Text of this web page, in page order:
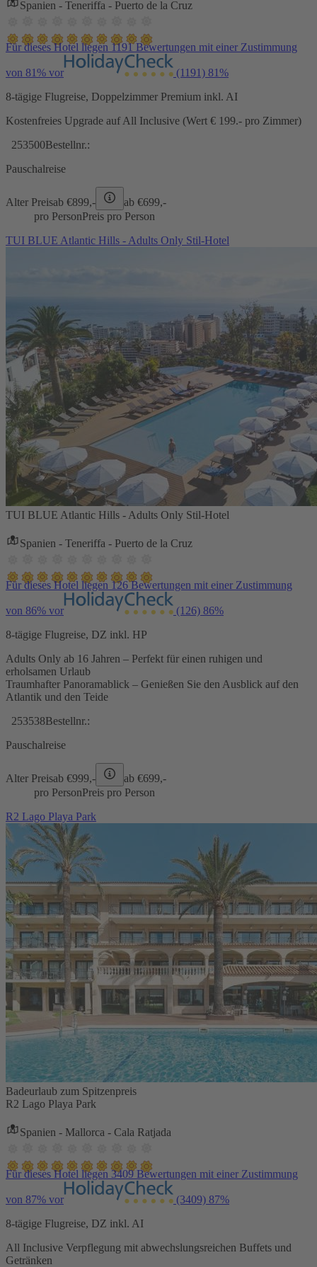
Spanien - Teneriffa - Puerto de la Cruz
Für dieses Hotel liegen 1191 Bewertungen mit einer Zustimmung
von 81% vor (1191) 81%
8-tägige Flugreise, Doppelzimmer Premium inkl. AI
Kostenfreies Upgrade auf All Inclusive (Wert € 199.- pro Zimmer)
253500Bestellnr.:
Pauschalreise
Alter Preisab €899,- ab €699,-
pro PersonPreis pro Person
TUI BLUE Atlantic Hills - Adults Only Stil-Hotel
TUI BLUE Atlantic Hills - Adults Only Stil-Hotel
Spanien - Teneriffa - Puerto de la Cruz
Für dieses Hotel liegen 126 Bewertungen mit einer Zustimmung
von 86% vor (126) 86%
8-tägige Flugreise, DZ inkl. HP
Adults Only ab 16 Jahren – Perfekt für einen ruhigen und
erholsamen Urlaub
Traumhafter Panoramablick – Genießen Sie den Ausblick auf den
Atlantik und den Teide
253538Bestellnr.:
Pauschalreise
Alter Preisab €999,- ab €699,-
pro PersonPreis pro Person
R2 Lago Playa Park
Badeurlaub zum Spitzenpreis
R2 Lago Playa Park
Spanien - Mallorca - Cala Ratjada
Für dieses Hotel liegen 3409 Bewertungen mit einer Zustimmung
von 87% vor (3409) 87%
8-tägige Flugreise, DZ inkl. AI
All Inclusive Verpflegung mit abwechslungsreichen Buffets und
Getränken